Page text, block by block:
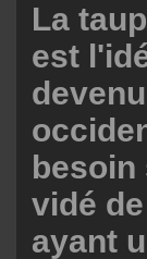
La
est
vidé
ayant